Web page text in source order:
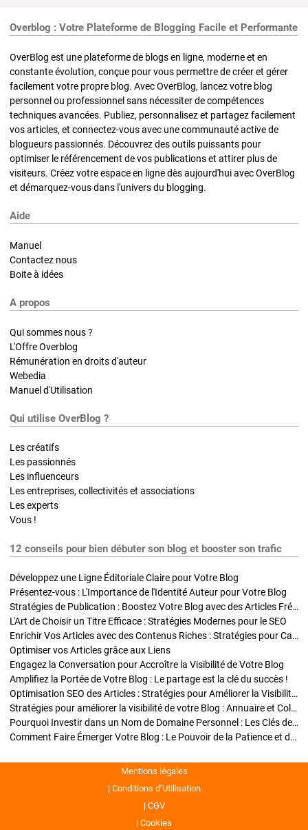
Overblog : Votre Plateforme de Blogging Facile et Performante
OverBlog est une plateforme de blogs en ligne, moderne et en
constante évolution, conçue pour vous permettre de créer et gérer
facilement votre propre blog. Avec OverBlog, lancez votre blog
personnel ou professionnel sans nécessiter de compétences
techniques avancées. Publiez, personnalisez et partagez facilement
vos articles, et connectez-vous avec une communauté active de
blogueurs passionnés. Découvrez des outils puissants pour
optimiser le référencement de vos publications et attirer plus de
visiteurs. Créez votre espace en ligne dès aujourd'hui avec OverBlog
et démarquez-vous dans l'univers du blogging.
Aide
Manuel
Contactez nous
Boite à idées
A propos
Qui sommes nous ?
L'Offre Overblog
Rémunération en droits d'auteur
Webedia
Manuel d'Utilisation
Qui utilise OverBlog ?
Les créatifs
Les passionnés
Les influenceurs
Les entreprises, collectivités et associations
Les experts
Vous !
12 conseils pour bien débuter son blog et booster son trafic
Développez une Ligne Éditoriale Claire pour Votre Blog
Présentez-vous : L'Importance de l'Identité Auteur pour Votre Blog
Stratégies de Publication : Boostez Votre Blog avec des Articles Fréquents et Exclusifs
L'Art de Choisir un Titre Efficace : Stratégies Modernes pour le SEO
Enrichir Vos Articles avec des Contenus Riches : Stratégies pour Captiver et Optimiser
Optimiser vos Articles grâce aux Liens
Engagez la Conversation pour Accroître la Visibilité de Votre Blog
Amplifiez la Portée de Votre Blog : Le partage est la clé du succès !
Optimisation SEO des Articles : Stratégies pour Améliorer la Visibilité de Votre Blog
Stratégies pour améliorer la visibilité de votre Blog : Annuaire et Collaborations
Pourquoi Investir dans un Nom de Domaine Personnel : Les Clés de la Réussite de Votre Blog
Comment Faire Émerger Votre Blog : Le Pouvoir de la Patience et de la Persévérance
Mentions légales
Conditions d’Utilisation
CGV
Cookies